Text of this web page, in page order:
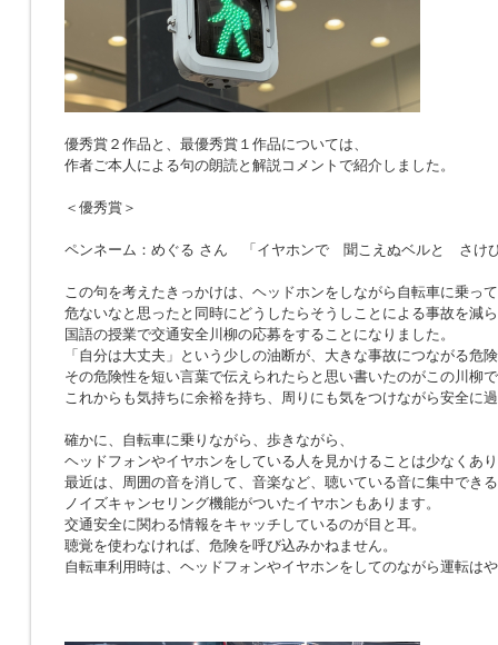
優秀賞２作品と、最優秀賞１作品については、
作者ご本人による句の朗読と解説コメントで紹介しました。
＜優秀賞＞
ペンネーム：めぐる さん 「イヤホンで 聞こえぬベルと さけ
この句を考えたきっかけは、ヘッドホンをしながら自転車に乗っ
危ないなと思ったと同時にどうしたらそうしことによる事故を減
国語の授業で交通安全川柳の応募をすることになりました。
「自分は大丈夫」という少しの油断が、大きな事故につながる危
その危険性を短い言葉で伝えられたらと思い書いたのがこの川柳
これからも気持ちに余裕を持ち、周りにも気をつけながら安全に
確かに、自転車に乗りながら、歩きながら、
ヘッドフォンやイヤホンをしている人を見かけることは少なくあ
最近は、周囲の音を消して、音楽など、聴いている音に集中できる
ノイズキャンセリング機能がついたイヤホンもあります。
交通安全に関わる情報をキャッチしているのが目と耳。
聴覚を使わなければ、危険を呼び込みかねません。
自転車利用時は、ヘッドフォンやイヤホンをしてのながら運転は